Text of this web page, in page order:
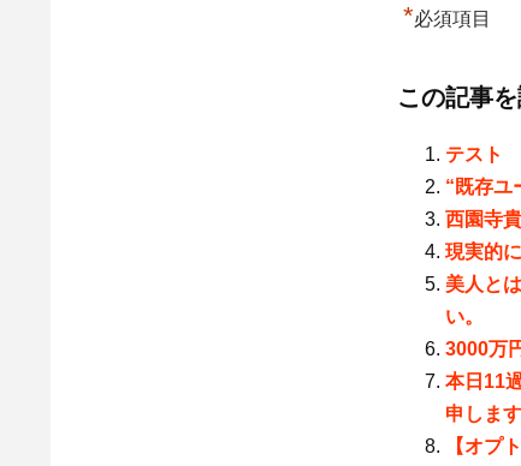
*必須項目
この記事
テスト
“既存ユ
西園寺
現実的
美人と
い。
3000万
本日11
申します
【オプ